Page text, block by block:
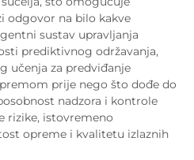
odgovor na bilo kakve
sustav upravljanja
prediktivnog održavanja,
učenja za predviđanje
prije nego što dođe do
nadzora i kontrole
rizike, istovremeno
opreme i kvalitetu izlaznih